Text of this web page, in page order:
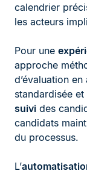
calendrier
les acteurs
Pour une
approche
d’évaluation
standardisée
suivi des
candidats
du processus.
L’